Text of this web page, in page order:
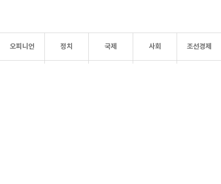
오피니언 정치 국제 사회 조선경제